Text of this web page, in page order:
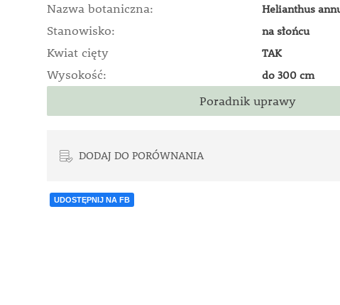
Nazwa botaniczna: Helianthus
Stanowisko: na słońcu
Kwiat cięty TAK
Wysokość: do 300 cm
Poradnik uprawy
DODAJ DO PORÓWNANIA
UDOSTĘPNIJ NA FB